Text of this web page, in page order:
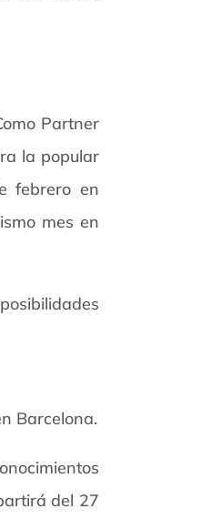
Partner
la popular
febrero en
mes en
Barcelona.
del 27